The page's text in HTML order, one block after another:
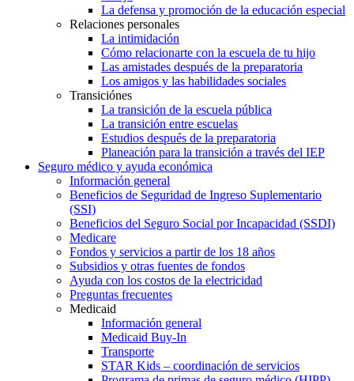
La defensa y promoción de la educación especial
Relaciones personales
La intimidación
Cómo relacionarte con la escuela de tu hijo
Las amistades después de la preparatoria
Los amigos y las habilidades sociales
Transiciónes
La transición de la escuela pública
La transición entre escuelas
Estudios después de la preparatoria
Planeación para la transición a través del IEP
Seguro médico y ayuda económica
Información general
Beneficios de Seguridad de Ingreso Suplementario
(SSI)
Beneficios del Seguro Social por Incapacidad (SSDI)
Medicare
Fondos y servicios a partir de los 18 años
Subsidios y otras fuentes de fondos
Ayuda con los costos de la electricidad
Preguntas frecuentes
Medicaid
Información general
Medicaid Buy-In
Transporte
STAR Kids – coordinación de servicios